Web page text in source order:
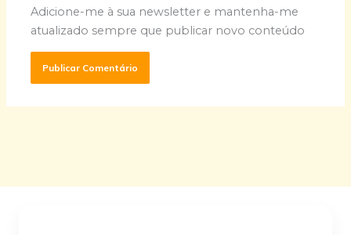
Adicione-me à sua newsletter e mantenha-me
atualizado sempre que publicar novo conteúdo